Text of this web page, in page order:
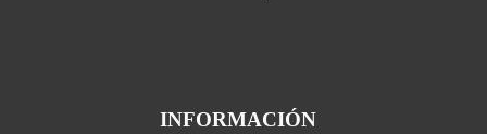
INFORMACIÓN